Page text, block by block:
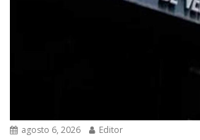
agosto 6, 2026 Editor